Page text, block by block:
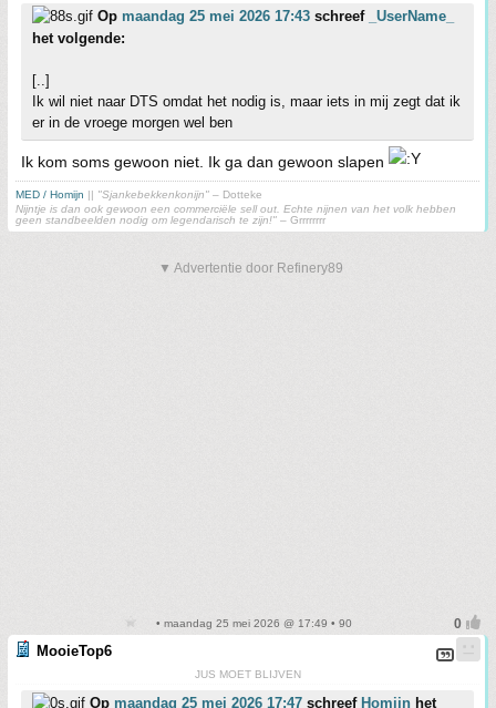
Op maandag 25 mei 2026 17:43 schreef
_UserName_
het volgende:
[..]
Ik wil niet naar DTS omdat het nodig is, maar iets in mij zegt dat ik
er in de vroege morgen wel ben
Ik kom soms gewoon niet. Ik ga dan gewoon slapen
MED / Homijn || "Sjankebekkenkonijn" – Dotteke
Nijntje is dan ook gewoon een commerciële sell out. Echte nijnen van het volk hebben
geen standbeelden nodig om legendarisch te zijn!" – Grrrrrrrr
▼ Advertentie door Refinery89
• maandag 25 mei 2026 @ 17:49 • 90
MooieTop6
JUS MOET BLIJVEN
Op maandag 25 mei 2026 17:47 schreef Homijn het